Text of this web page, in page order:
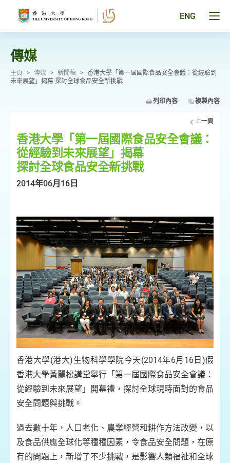
ENG
傳媒
主頁 > 傳媒 > 新聞稿 > 香港大學「第一屆國際食品安全會議：從經驗到
未來展望」揭幕 探討全球食品安全新挑戰
列印內容 複製內容
上一頁
香港大學「第一屆國際食品安全會議：
從經驗到未來展望」揭幕
探討全球食品安全新挑戰
2014年06月16日
香港大學(港大)生物科學學院今天(2014年6月16日)假
香港大學黃麗松講堂舉行「第一屆國際食品安全會議：
從經驗到未來展望」開幕禮，探討全球現時面對的食品
安全問題與挑戰。
過去數十年，人口老化、農業經營和耕作方法改變，以
及食品供應全球化等種種因素，令食品安全問題，在原
有的問題上，新增了不少挑戰，是影響人類福祉和全球